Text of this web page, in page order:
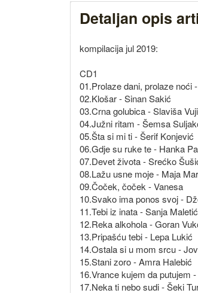
Detaljan opis
kompilacija jul 2019:
CD1
01.Prolaze dani, prolaze noći
02.Klošar - Sinan Sakić
03.Crna golubica - Slaviša
04.Južni ritam - Šemsa
05.Šta si mi ti - Šerif Konjević
06.Gdje su ruke te - Hanka
07.Devet života - Srećko
08.Lažu usne moje - Maja
09.Čoček, čoček - Vanesa
10.Svako ima ponos svoj -
11.Tebi iz inata - Sanja Maletić
12.Reka alkohola - Goran
13.Pripašću tebi - Lepa Lukić
14.Ostala si u mom srcu -
15.Stani zoro - Amra Halebić
16.Vrance kujem da putujem
17.Neka ti nebo sudi - Šeki